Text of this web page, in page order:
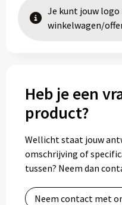
Je kunt jouw logo
winkelwagen/
Heb je een
product?
Wellicht staat jouw
omschrijving of
tussen? Neem dan
Neem contact met